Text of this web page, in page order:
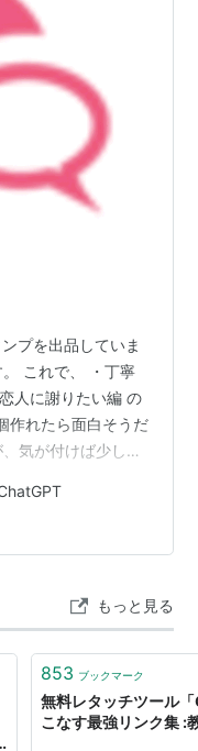
プを出品していま
これで、 ・丁寧
人に謝りたい編 の
作れたら面白そうだ
気が付けば少しず
やせたら良いなと考
しい。 特にLINEス
イズを見ると印象
見やすそう。 実際
もっと見る
853 ブックマーク
無料レタッチツール
こなす最強リンク集 :